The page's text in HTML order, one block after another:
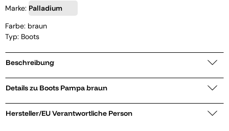
Marke: Palladium
Farbe: braun
Typ: Boots
Beschreibung
Details zu Boots Pampa braun
Hersteller/EU Verantwortliche Person